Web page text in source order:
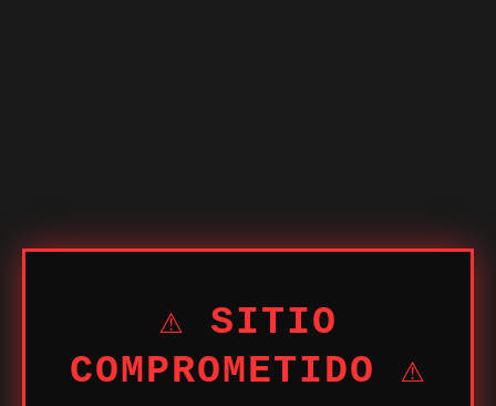
⚠ SITIO
COMPROMETIDO ⚠